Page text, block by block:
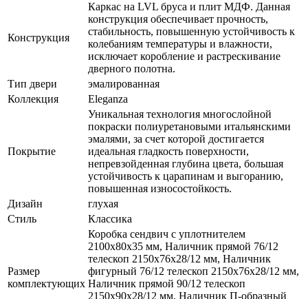
Конструкция
Каркас на LVL бруса и плит МДФ. Данная
конструкция обеспечивает прочность,
стабильность, повышенную устойчивость к
колебаниям температуры и влажности,
исключает коробление и растрескивание
дверного полотна.
Тип двери
эмалированная
Коллекция
Eleganza
Покрытие
Уникальная технология многослойной
покраски полиуретановыми итальянскими
эмалями, за счет которой достигается
идеальная гладкость поверхности,
непревзойденная глубина цвета, большая
устойчивость к царапинам и выгоранию,
повышенная износостойкость.
Дизайн
глухая
Стиль
Классика
Размер
комплектующих
Коробка сендвич с уплотнителем
2100х80х35 мм, Наличник прямой 76/12
телескоп 2150х76х28/12 мм, Наличник
фигурный 76/12 телескоп 2150х76х28/12 мм,
Наличник прямой 90/12 телескоп
2150х90х28/12 мм, Наличник П-образный